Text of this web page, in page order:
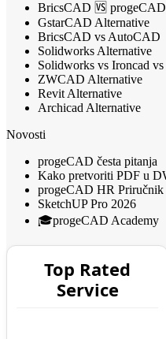
BricsCAD 🆚 progeCAD
GstarCAD Alternative
BricsCAD vs AutoCAD
Solidworks Alternative
Solidworks vs Ironcad
ZWCAD Alternative
Revit Alternative
Archicad Alternative
Novosti
progeCAD česta pitanja
Kako pretvoriti PDF u
progeCAD HR Priručnik
SketchUP Pro 2026
🎓progeCAD Academy
Top Rated
Service